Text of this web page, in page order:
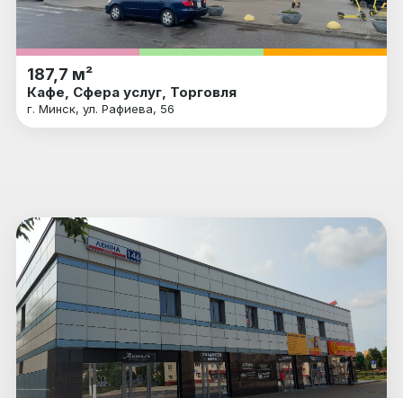
187,7 м²
Кафе, Сфера услуг, Торговля
г. Минск, ул. Рафиева, 56